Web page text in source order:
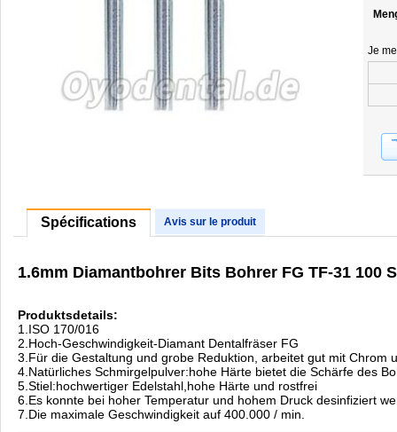
Je
Spécifications Avis sur le produit
1.6mm Diamantbohrer Bits Bohrer FG TF-31 100
Produktsdetails:
1.ISO 170/016
2.Hoch-Geschwindigkeit-Diamant Dentalfräser FG
3.Für die Gestaltung und grobe Reduktion, arbeitet gut mit Chrom
4.Natürliches Schmirgelpulver:hohe Härte bietet die Schärfe des
5.Stiel:hochwertiger Edelstahl,hohe Härte und rostfrei
6.Es konnte bei hoher Temperatur und hohem Druck desinfiziert
7.Die maximale Geschwindigkeit auf 400.000 / min.